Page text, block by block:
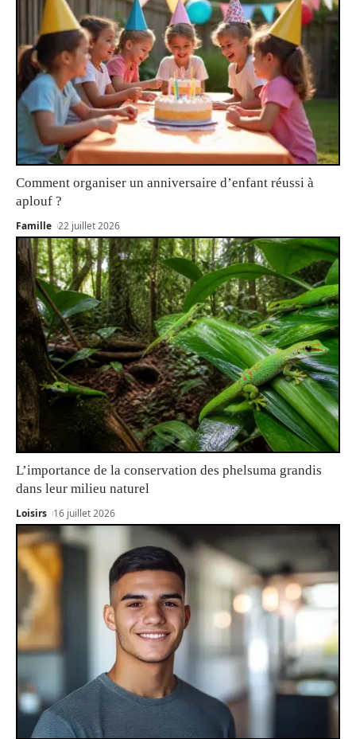
Comment organiser un anniversaire d’enfant réussi à
aplouf ?
Famille 22 juillet 2026
L’importance de la conservation des phelsuma grandis
dans leur milieu naturel
Loisirs 16 juillet 2026